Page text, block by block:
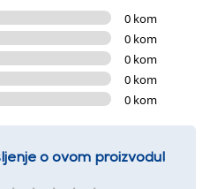
0 kom
0 kom
0 kom
0 kom
0 kom
o ovom proizvodu!